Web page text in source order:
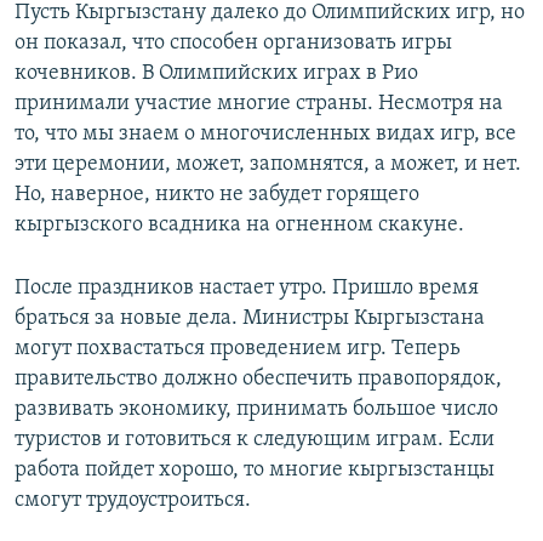
Пусть Кыргызстану далеко до Олимпийских игр, но
он показал, что способен организовать игры
кочевников. В Олимпийских играх в Рио
принимали участие многие страны. Несмотря на
то, что мы знаем о многочисленных видах игр, все
эти церемонии, может, запомнятся, а может, и нет.
Но, наверное, никто не забудет горящего
кыргызского всадника на огненном скакуне.
После праздников настает утро. Пришло время
браться за новые дела. Министры Кыргызстана
могут похвастаться проведением игр. Теперь
правительство должно обеспечить правопорядок,
развивать экономику, принимать большое число
туристов и готовиться к следующим играм. Если
работа пойдет хорошо, то многие кыргызстанцы
смогут трудоустроиться.